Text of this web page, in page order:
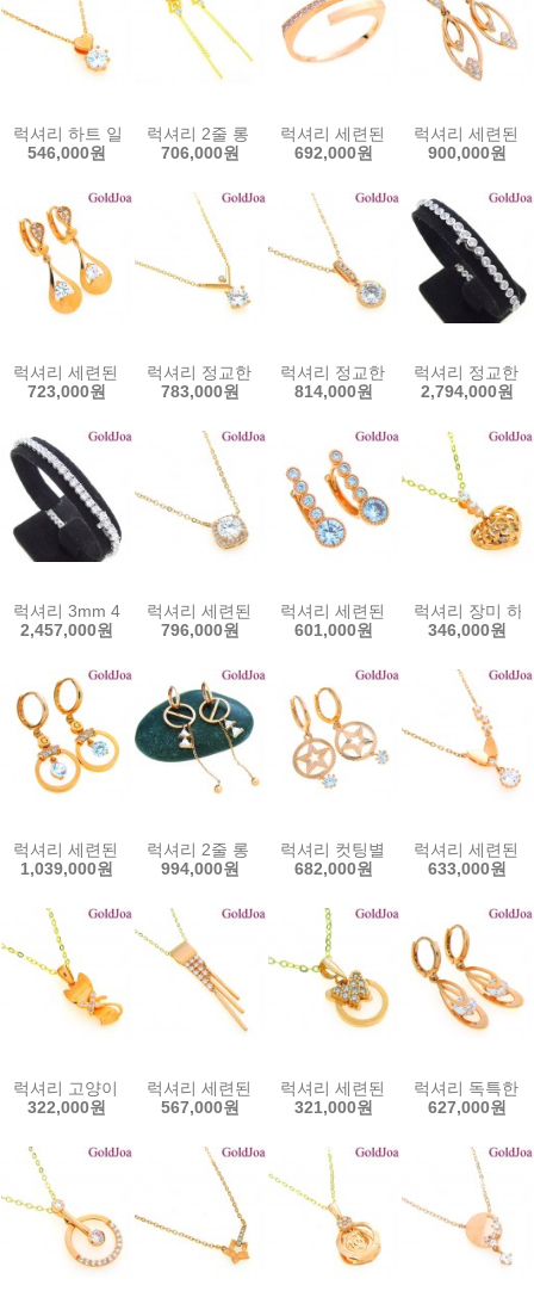
럭셔리 하트 일체형 큐빅 14k목걸이 (lov-8140-1c) 14k목걸이 골드조
546,000원
럭셔리 2줄 롱 원터치 큐빅 14k귀걸이 (lov-7897e)
706,000원
럭셔리 세련된 큐빅 14k반지
692,000원
럭셔리 세련된
900,000원
럭셔리 세련된 원터치 큐빅 14k귀걸이 (lov-10763e) 14k이어링 골드
723,000원
럭셔리 정교한 일체형 큐빅 14k목걸이 (jue-2827c)
783,000원
럭셔리 정교한 우물 일체형 큐빅
814,000원
럭셔리 정교한
2,794,000원
럭셔리 3mm 4발 테니스 큐빅 14k팔찌 (jue-1452b) 14k팔찌 골드조아
2,457,000원
럭셔리 세련된 일체형 큐빅 14k목걸이 (jue-2712c)
796,000원
럭셔리 세련된 원터치 큐빅 14k
601,000원
럭셔리 장미 하
346,000원
럭셔리 세련된 원터치 큐빅 14k귀걸이 (lov-10565e) 14k이어링 골드
1,039,000원
럭셔리 2줄 롱 원터치 큐빅 14k귀걸이 (lov-10820e)
994,000원
럭셔리 컷팅별 원터치 큐빅 14k
682,000원
럭셔리 세련된
633,000원
럭셔리 고양이 나비 큐빅 14k메달 (lov-4624-1p) 14k팬던트 목걸이 골
322,000원
럭셔리 세련된 3줄 큐빅 14k메달 (lov-11706p) 14k
567,000원
럭셔리 세련된 나비 큐빅 14k메
321,000원
럭셔리 독특한
627,000원